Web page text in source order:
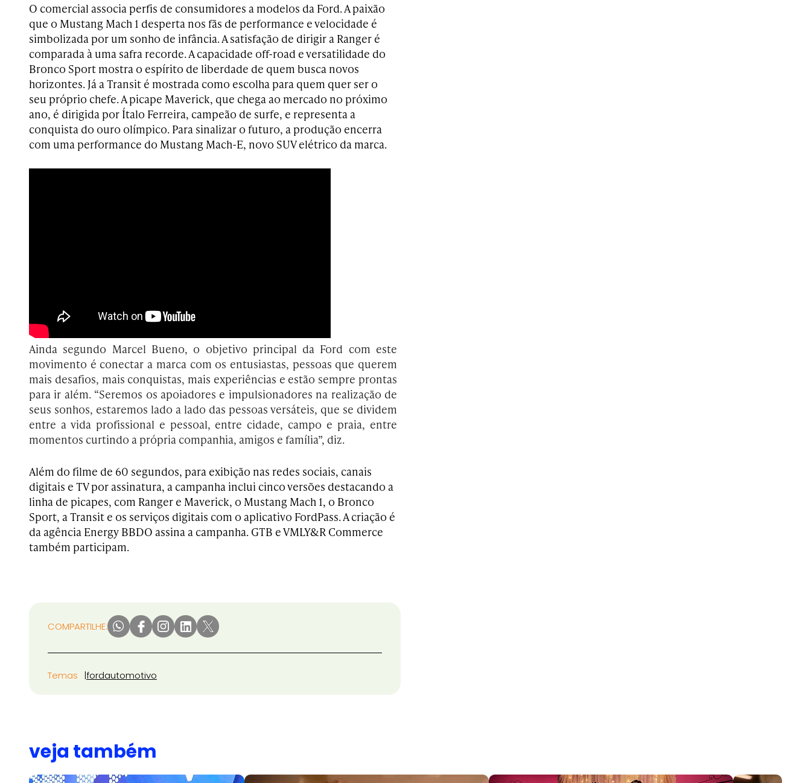
O comercial associa perfis de consumidores a modelos da Ford. A paixão
que o Mustang Mach 1 desperta nos fãs de performance e velocidade é
simbolizada por um sonho de infância. A satisfação de dirigir a Ranger é
comparada à uma safra recorde. A capacidade off-road e versatilidade do
Bronco Sport mostra o espírito de liberdade de quem busca novos
horizontes. Já a Transit é mostrada como escolha para quem quer ser o
seu próprio chefe. A picape Maverick, que chega ao mercado no próximo
ano, é dirigida por Ítalo Ferreira, campeão de surfe, e representa a
conquista do ouro olímpico. Para sinalizar o futuro, a produção encerra
com uma performance do Mustang Mach-E, novo SUV elétrico da marca.
Ainda segundo Marcel Bueno, o objetivo principal da Ford com este
movimento é conectar a marca com os entusiastas, pessoas que querem
mais desafios, mais conquistas, mais experiências e estão sempre prontas
para ir além. “Seremos os apoiadores e impulsionadores na realização de
seus sonhos, estaremos lado a lado das pessoas versáteis, que se dividem
entre a vida profissional e pessoal, entre cidade, campo e praia, entre
momentos curtindo a própria companhia, amigos e família”, diz.
Além do filme de 60 segundos, para exibição nas redes sociais, canais
digitais e TV por assinatura, a campanha inclui cinco versões destacando a
linha de picapes, com Ranger e Maverick, o Mustang Mach 1, o Bronco
Sport, a Transit e os serviços digitais com o aplicativo FordPass. A criação é
da agência Energy BBDO assina a campanha. GTB e VMLY&R Commerce
também participam.
COMPARTILHE:
Temas fordautomotivo
veja também